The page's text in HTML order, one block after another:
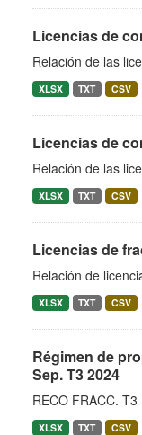
Licencias de
Relación de las
XLSX TXT CSV
Licencias de
Relación de las
XLSX TXT CSV
Licencias de
Relación de
XLSX TXT CSV
Régimen de
Sep. T3 2024
RECO FRACC. T3
XLSX TXT CSV